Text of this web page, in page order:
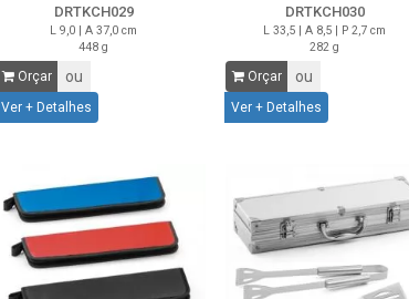
DRTKCH029
L 9,0 | A 37,0 cm
448 g
Orçar ou
Ver + Detalhes
DRTKCH030
L 33,5 | A 8,5 | P 2,7 cm
282 g
Orçar ou
Ver + Detalhes